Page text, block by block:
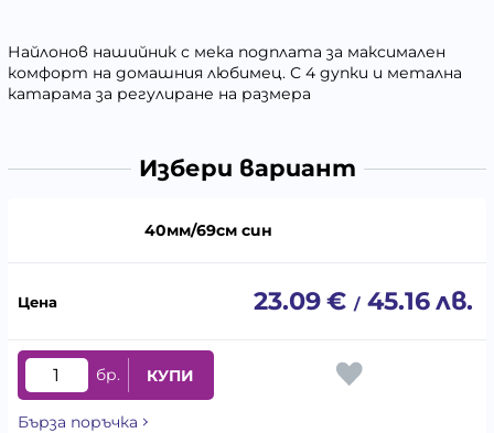
Найлонов нашийник с мека подплата за максимален
комфорт на домашния любимец. С 4 дупки и метална
катарама за регулиране на размера
Избери вариант
40мм/69см син
23.09€ / 45.16лв.
бр. КУПИ
Бърза поръчка